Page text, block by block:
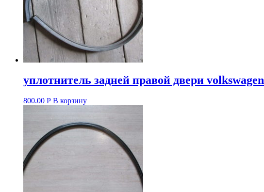
уплотнитель задней правой двери
800.00 Р В корзину